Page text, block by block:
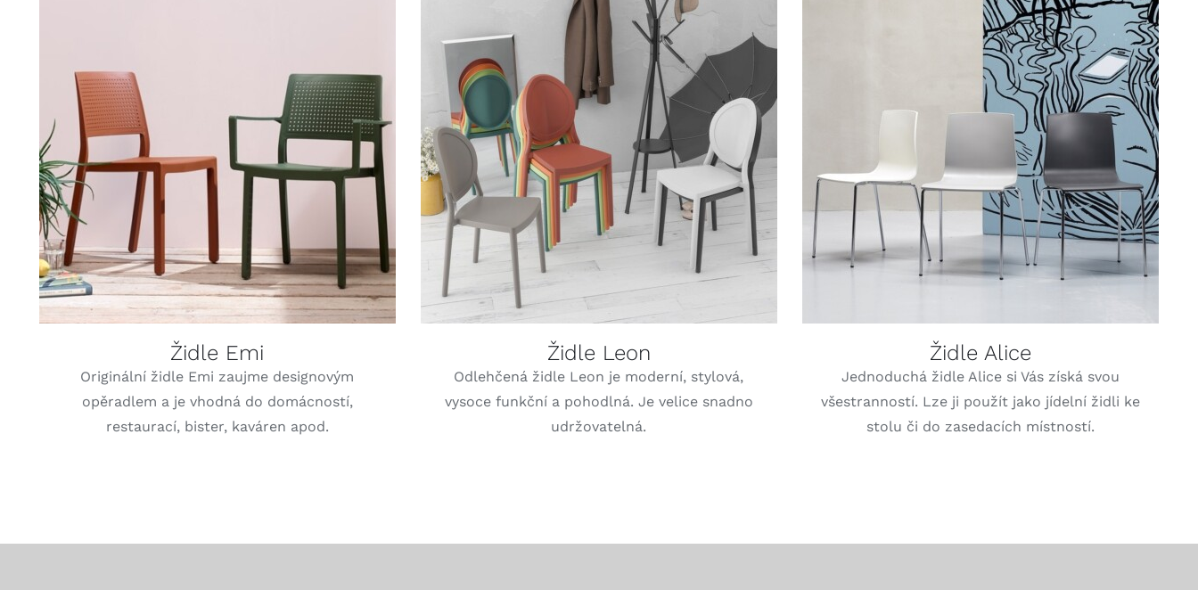
DETAILY
Židle Emi
Originální židle Emi zaujme designovým
opěradlem a je vhodná do domácností,
restaurací, bister, kaváren apod.
DETAILY
Židle Leon
Odlehčená židle Leon je moderní, stylová,
vysoce funkční a pohodlná. Je velice snadno
udržovatelná.
Židle Alice
Jednoduchá židle Alice si Vás získá svou
všestranností. Lze ji použít jako jídelní židli ke
stolu či do zasedacích místností.